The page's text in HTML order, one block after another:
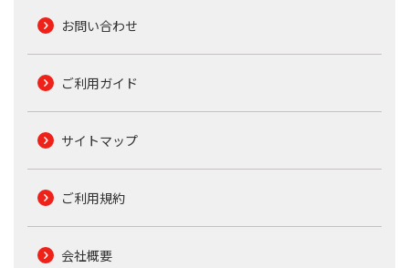
お問い合わせ
ご利用ガイド
サイトマップ
ご利用規約
会社概要